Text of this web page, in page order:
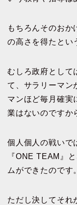
もちろんそのおか
の高さを得たとい
むしろ政府として
て、サラリーマン
マンほど毎月確実
業はないのですか
個人個人の戦いで
『ONE TEAM』
ムができたのです。
ただし決してそれ